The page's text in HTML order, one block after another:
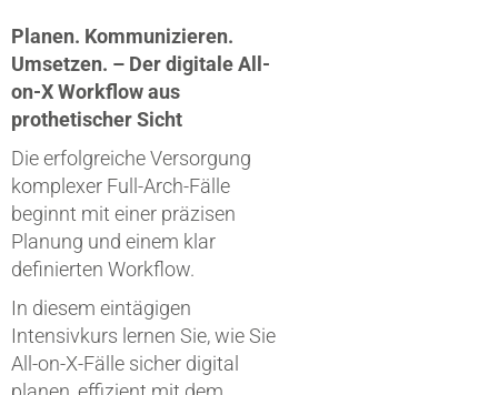
Planen. Kommunizieren.
Umsetzen. – Der digitale All-
on-X Workflow aus
prothetischer Sicht
Die erfolgreiche Versorgung
komplexer Full-Arch-Fälle
beginnt mit einer präzisen
Planung und einem klar
definierten Workflow.
In diesem eintägigen
Intensivkurs lernen Sie, wie Sie
All-on-X-Fälle sicher digital